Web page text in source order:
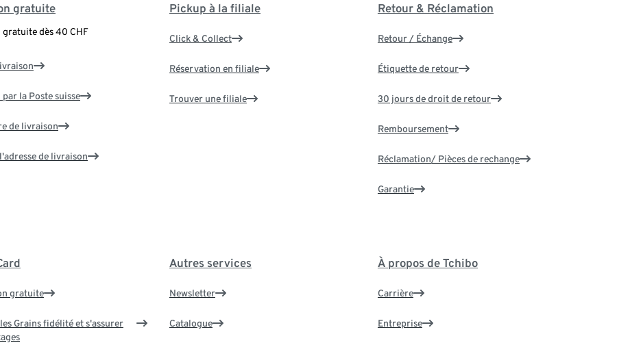
gratuite
gratuite dès 40 CHF
la Poste suisse
de livraison
de livraison
Pickup à la filiale
Click & Collect
Réservation en filiale
Trouver une filiale
Retour & Réclamation
Retour / Échange
Étiquette de retour
30 jours de droit de retour
Remboursement
Réclamation/ Pièces de rechange
Garantie
gratuite
Grains fidélité et s'assurer
Autres services
Newsletter
Catalogue
À propos de Tchibo
Carrière
Entreprise